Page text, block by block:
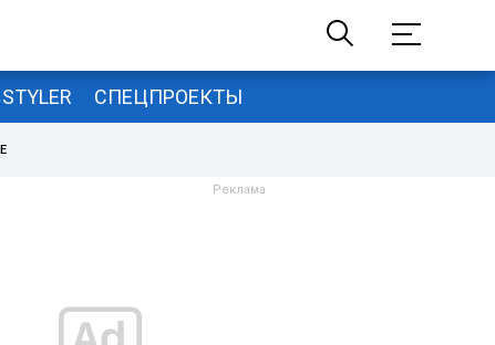
STYLER СПЕЦПРОЕКТЫ